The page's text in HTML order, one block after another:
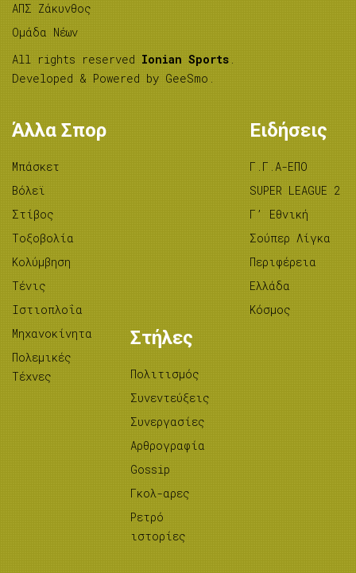
ΑΠΣ Ζάκυνθος
Ομάδα Νέων
All rights reserved Ionian Sports .
Developed & Powered by GeeSmo .
Άλλα Σπορ
Μπάσκετ
Βόλεϊ
Στίβος
Tοξοβολία
Κολύμβηση
Τένις
Ιστιοπλοΐα
Μηχανοκίνητα
Πολεμικές
Τέχνες
Ειδήσεις
Γ.Γ.Α-ΕΠΟ
SUPER LEAGUE 2
Γ’ Εθνική
Σούπερ Λίγκα
Περιφέρεια
Ελλάδα
Κόσμος
Στήλες
Πολιτισμός
Συνεντεύξεις
Συνεργασίες
Αρθρογραφία
Gossip
Γκολ-αρες
Ρετρό
ιστορίες